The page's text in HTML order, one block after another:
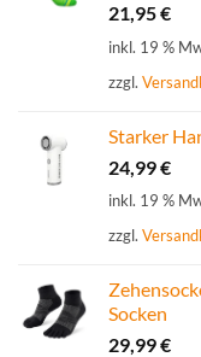
21,95€
inkl. 19 %
zzgl.
Starker
24,99€
inkl. 19 %
zzgl.
Socken
29,99€